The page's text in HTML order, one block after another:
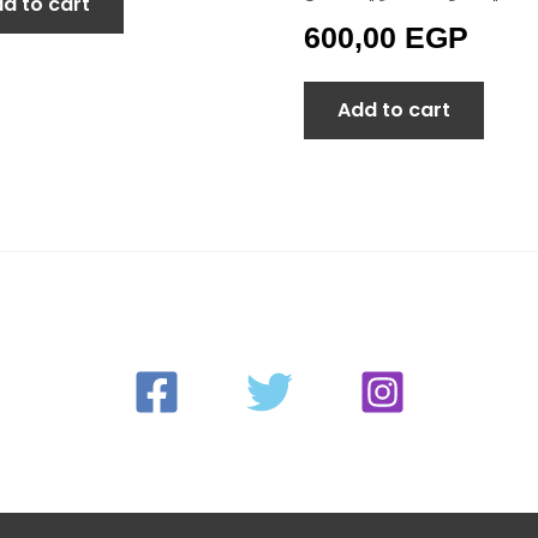
600,00 EGP
Add to cart